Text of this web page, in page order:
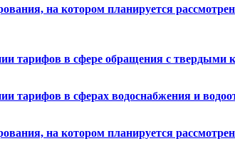
на котором планируется
тарифов в сфере обращения с твердыми
тарифов в сферах водоснабжения и
на котором планируется